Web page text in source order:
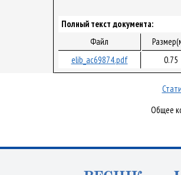
Полный текст документа:
Файл
elib_ac69874.pdf
0.75
Общее